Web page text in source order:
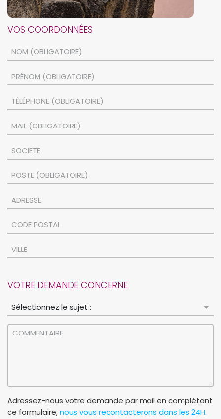
VOS COORDONNÉES
VOTRE DEMANDE CONCERNE
Adressez-nous votre demande par mail en complétant
ce formulaire,nous vous recontacterons dans les 24H.